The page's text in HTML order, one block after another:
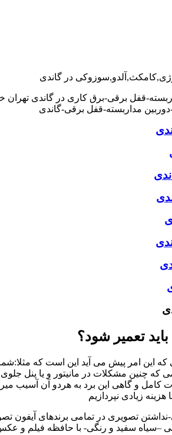
در گاندی
قفل برقی-برق کاری در گاندی
مداربسته-قفل برقی-گاندی
تعمیر شود؟
امر پیش می آید این است که مثلا:شما
مشکلات در مانیتور و یا پنل جلوی
و گاهی این برد به هردو آن آسیب
زیادی نپردازیم
نداشتن تصویری در تمامی برندهای آیفون
سفید و رنگی- با حافظه فیلم و عکس-